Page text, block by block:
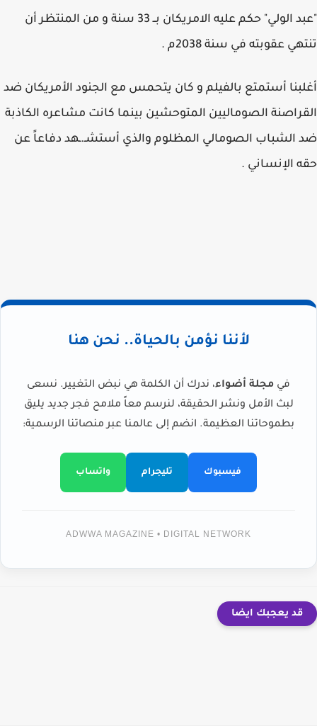
"عبد الولي" حكم عليه الامريكان بــ 33 سنة و من المنتظر أن
تنتهي عقوبته في سنة 2038م .
أغلبنا أستمتع بالفيلم و كان يتحمس مع الجنود الأمريكان ضد
القراصنة الصوماليين المتوحشين بينما كانت مشاعره الكاذبة
ضد الشباب الصومالي المظلوم والذي أستشـ.ـهد دفاعاً عن
حقه الإنساني .
لأننا نؤمن بالحياة.. نحن هنا
في مجلة أضواء، ندرك أن الكلمة هي نبض التغيير. نسعى
لبث الأمل ونشر الحقيقة، لنرسم معاً ملامح فجر جديد يليق
بطموحاتنا العظيمة. انضم إلى عالمنا عبر منصاتنا الرسمية:
فيسبوك تليجرام واتساب
ADWWA MAGAZINE • DIGITAL NETWORK
قد يعجبك ايضا